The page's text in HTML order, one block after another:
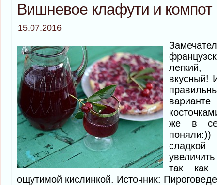
Вишневое клафути и
15.07.2016
вкусный!
же в
сладкой
так как
ощутимой кислинкой. Источник: